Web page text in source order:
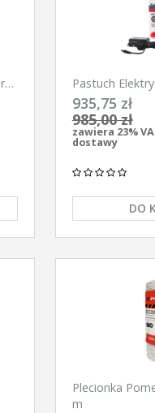
Pastuch
uniwersalny
6,3Jula
935,75 zł
985,00 zł
zawiera 23%
dostawy
DO
Plecionka
m